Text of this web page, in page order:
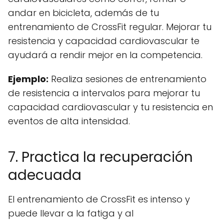
andar en bicicleta, además de tu
entrenamiento de CrossFit regular. Mejorar tu
resistencia y capacidad cardiovascular te
ayudará a rendir mejor en la competencia.
Ejemplo: Realiza sesiones de entrenamiento
de resistencia a intervalos para mejorar tu
capacidad cardiovascular y tu resistencia en
eventos de alta intensidad.
7. Practica la recuperación
adecuada
El entrenamiento de CrossFit es intenso y
puede llevar a la fatiga y al